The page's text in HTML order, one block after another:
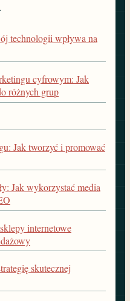
technologii wpływa na
cyfrowym: Jak
różnych grup
Jak tworzyć i promować
Jak wykorzystać media
internetowe
skutecznej